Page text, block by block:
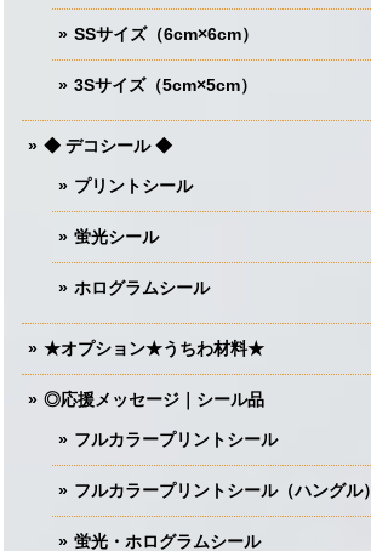
SSサイズ（6cm×6cm）
3Sサイズ（5cm×5cm）
◆ デコシール ◆
プリントシール
蛍光シール
ホログラムシール
★オプション★うちわ材料★
◎応援メッセージ｜シール品
フルカラープリントシール
フルカラープリントシール（ハングル）
蛍光・ホログラムシール